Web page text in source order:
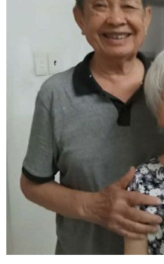
Góc chia sẻ
Tìm kiếm